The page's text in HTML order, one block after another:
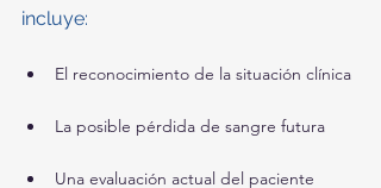
incluye:
El reconocimiento de la situación clínica
La posible pérdida de sangre futura
Una evaluación actual del paciente